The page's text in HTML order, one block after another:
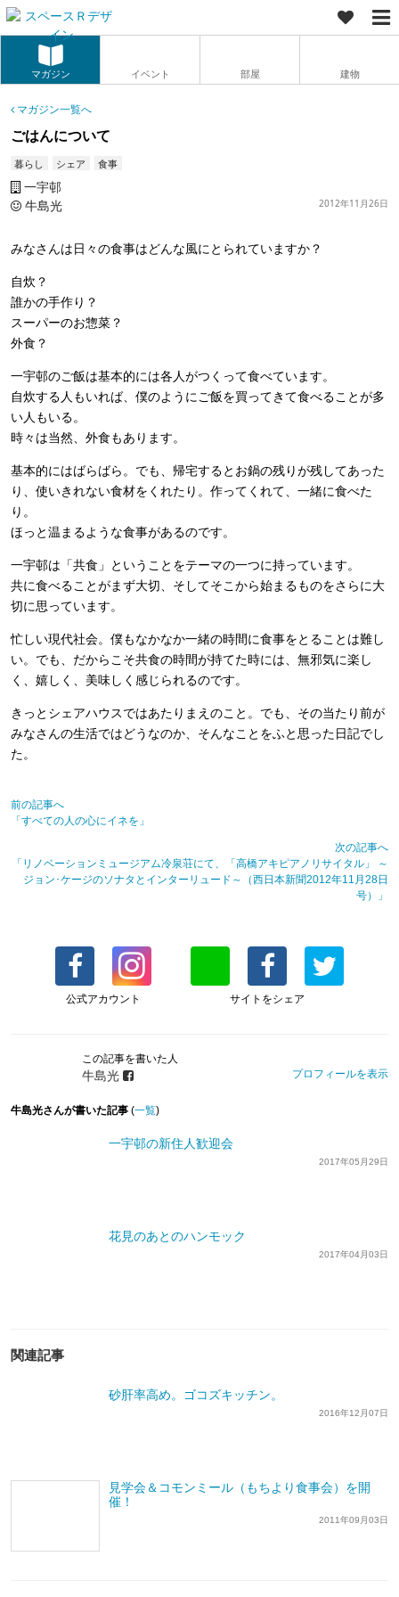
マガジン イベント 部屋 建物
マガジン一覧へ
ごはんについて
暮らし シェア 食事
一宇邨
牛島光
2012年11月26日
みなさんは日々の食事はどんな風にとられていますか？
自炊？
誰かの手作り？
スーパーのお惣菜？
外食？
一宇邨のご飯は基本的には各人がつくって食べています。
自炊する人もいれば、僕のようにご飯を買ってきて食べることが多
い人もいる。
時々は当然、外食もあります。
基本的にはばらばら。でも、帰宅するとお鍋の残りが残してあった
り、使いきれない食材をくれたり。作ってくれて、一緒に食べた
り。
ほっと温まるような食事があるのです。
一宇邨は「共食」ということをテーマの一つに持っています。
共に食べることがまず大切、そしてそこから始まるものをさらに大
切に思っています。
忙しい現代社会。僕もなかなか一緒の時間に食事をとることは難し
い。でも、だからこそ共食の時間が持てた時には、無邪気に楽し
く、嬉しく、美味しく感じられるのです。
きっとシェアハウスではあたりまえのこと。でも、その当たり前が
みなさんの生活ではどうなのか、そんなことをふと思った日記でし
た。
前の記事へ
「すべての人の心にイネを」
次の記事へ
「リノベーションミュージアム冷泉荘にて、「高橋アキピアノリサイタル」 ～
ジョン･ケージのソナタとインターリュード～（西日本新聞2012年11月28日
号）」
公式アカウント サイトをシェア
この記事を書いた人
牛島光 プロフィールを表示
牛島光さんが書いた記事 (一覧)
一宇邨の新住人歓迎会
2017年05月29日
花見のあとのハンモック
2017年04月03日
関連記事
砂肝率高め。ゴコズキッチン。
2016年12月07日
見学会＆コモンミール（もちより食事会）を開
催！
2011年09月03日